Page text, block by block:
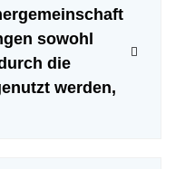
sowohl
die
werden,